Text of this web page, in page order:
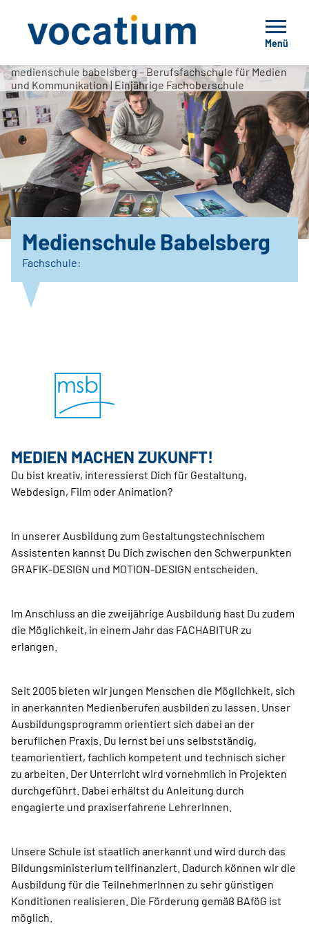
Menü
medienschule babelsberg – Berufsfachschule für Medien
und Kommunikation | Einjährige Fachoberschule
Medienschule Babelsberg
Fachschule:
MEDIEN MACHEN ZUKUNFT!
Du bist kreativ, interessierst Dich für Gestaltung,
Webdesign, Film oder Animation?
In unserer Ausbildung zum Gestaltungstechnischem
Assistenten kannst Du Dich zwischen den Schwerpunkten
GRAFIK-DESIGN und MOTION-DESIGN entscheiden.
Im Anschluss an die zweijährige Ausbildung hast Du zudem
die Möglichkeit, in einem Jahr das FACHABITUR zu
erlangen.
Seit 2005 bieten wir jungen Menschen die Möglichkeit, sich
in anerkannten Medienberufen ausbilden zu lassen. Unser
Ausbildungsprogramm orientiert sich dabei an der
beruflichen Praxis. Du lernst bei uns selbstständig,
teamorientiert, fachlich kompetent und technisch sicher
zu arbeiten. Der Unterricht wird vornehmlich in Projekten
durchgeführt. Dabei erhältst du Anleitung durch
engagierte und praxiserfahrene LehrerInnen.
Unsere Schule ist staatlich anerkannt und wird durch das
Bildungsministerium teilfinanziert. Dadurch können wir die
Ausbildung für die TeilnehmerInnen zu sehr günstigen
Konditionen realisieren. Die Förderung gemäß BAföG ist
möglich.